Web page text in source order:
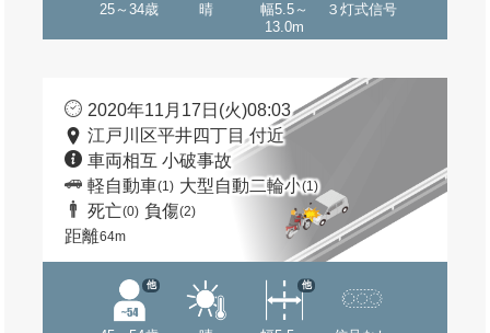
25～34歳 晴
幅5.5～
13.0m
３灯式信号
2020年11月17日(火)08:03
江戸川区平井四丁目 付近
車両相互 小破事故
軽自動車(1) 大型自動二輪小(1)
死亡(0) 負傷(2)
距離64m
他 他